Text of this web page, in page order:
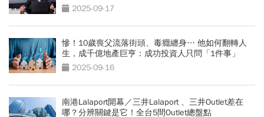
2025-09-17
慘！10歲喪父流落街頭、毒癮纏身… 他如何翻轉人
生，成千億地產巨亨：成功投資人只問「1件事」
2025-09-16
南港Lalaport開幕／三井Lalaport 、三井Outlet差在
哪？分辨關鍵是它！全台5間Outlet總盤點